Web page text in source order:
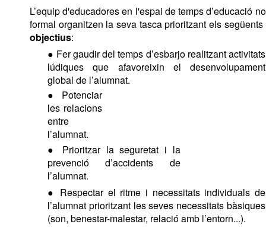
L’equip d'educadores en l'espai de temps d’educació no
formal organitzen la seva tasca prioritzant els següents
objectius:
● Fer gaudir del temps d’esbarjo realitzant activitats
lúdiques que afavoreixin el desenvolupament
global de l’alumnat.
● Potenciar
les relacions
entre
l’alumnat.
● Prioritzar la seguretat i la
prevenció d’accidents de
l’alumnat.
● Respectar el ritme i necessitats individuals de
l’alumnat prioritzant les seves necessitats bàsiques
(son, benestar-malestar, relació amb l’entorn...).